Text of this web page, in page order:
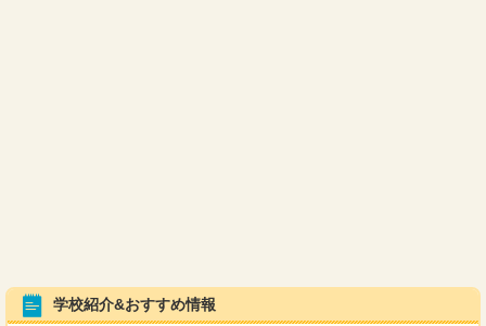
学校紹介&おすすめ情報